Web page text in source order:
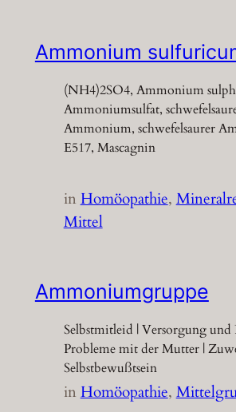
Ammonium
(NH4)2SO4, Ammonium
Ammoniumsulfat,
Ammonium, schwefelsaurer
E517, Mascagnin
inHomöopathie,
Mittel
Ammoniumgruppe
Selbstmitleid | Versorgung und
Probleme mit der Mutter |
Selbstbewußtsein
inHomöopathie,